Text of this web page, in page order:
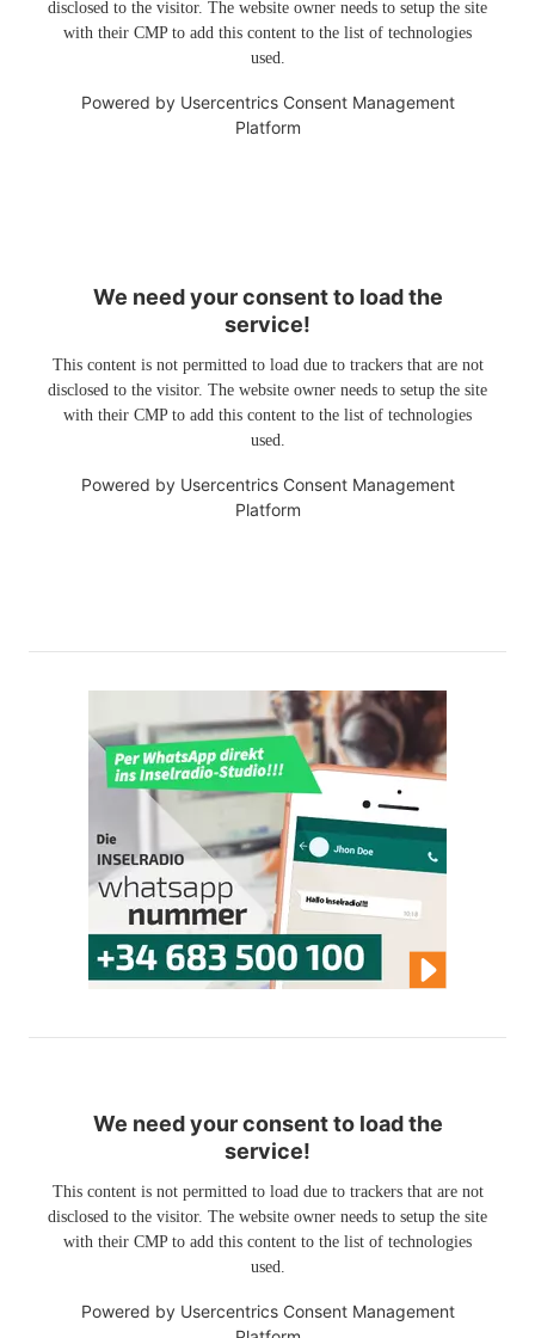
disclosed to the visitor. The website owner needs to setup the site
with their CMP to add this content to the list of technologies
used.
Powered by Usercentrics Consent Management
Platform
We need your consent to load the
service!
This content is not permitted to load due to trackers that are not
disclosed to the visitor. The website owner needs to setup the site
with their CMP to add this content to the list of technologies
used.
Powered by Usercentrics Consent Management
Platform
We need your consent to load the
service!
This content is not permitted to load due to trackers that are not
disclosed to the visitor. The website owner needs to setup the site
with their CMP to add this content to the list of technologies
used.
Powered by Usercentrics Consent Management